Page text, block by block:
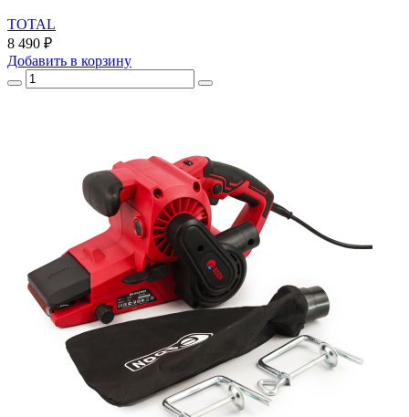
TOTAL
8 490 ₽
Добавить в корзину